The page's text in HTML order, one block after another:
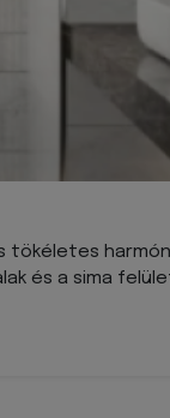
tökéletes
és a sima